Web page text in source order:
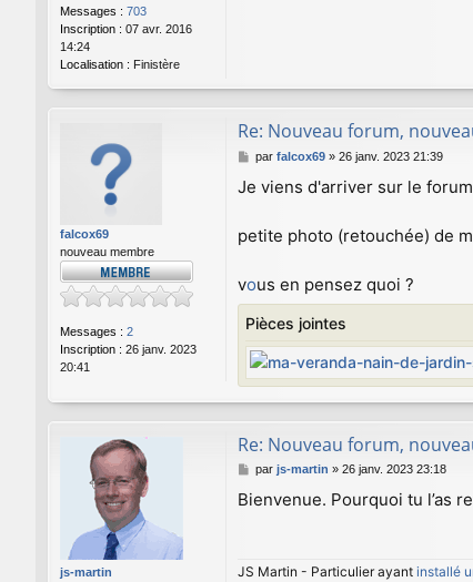
Messages : 703
Inscription : 07 avr. 2016
14:24
Localisation : Finistère
falcox69
nouveau membre
Messages : 2
Inscription : 26 janv. 2023
20:41
Re: Nouveau forum,
M
s
g
par falcox69» 26 janv. 2023 21:39
Je viens d'arriver sur le
petite photo (retouchée) de
vous en pensez quoi ?
Pièces jointes
js-martin
Re: Nouveau forum,
M
s
e
par js-martin » 26 janv. 2023 23:18
Bienvenue. Pourquoi tu l’as
JS Martin - Particulier ayant installé